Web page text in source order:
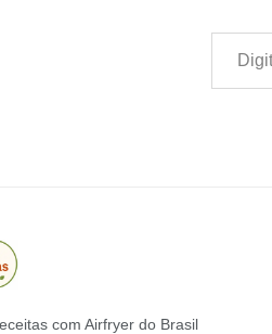
Digite seu e-mail…
com Airfryer do Brasil